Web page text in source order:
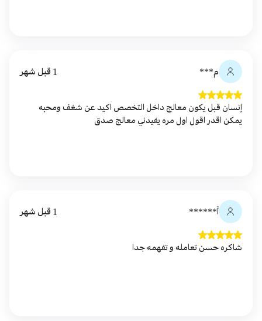
م*** 1 قبل شهر
إنسان قبل يكون معالج داخل التخصص اكيد عن شغف ومحبه
يمكن اقدر اقول اول مره يفيدني معالج صدق
أ****** 1 قبل شهر
شاكره حسن تعامله و تفهمه جدا